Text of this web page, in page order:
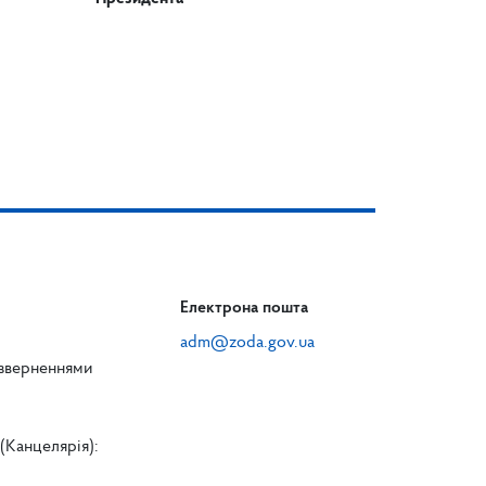
Електрона пошта
adm@zoda.gov.ua